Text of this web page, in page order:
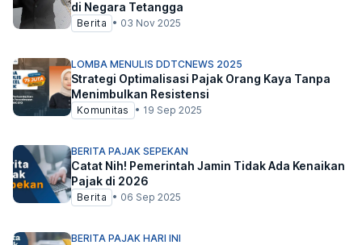
di Negara Tetangga
Berita • 03 Nov 2025
LOMBA MENULIS DDTCNEWS 2025
Strategi Optimalisasi Pajak Orang Kaya Tanpa
Menimbulkan Resistensi
Komunitas • 19 Sep 2025
BERITA PAJAK SEPEKAN
Catat Nih! Pemerintah Jamin Tidak Ada Kenaikan
Pajak di 2026
Berita • 06 Sep 2025
BERITA PAJAK HARI INI